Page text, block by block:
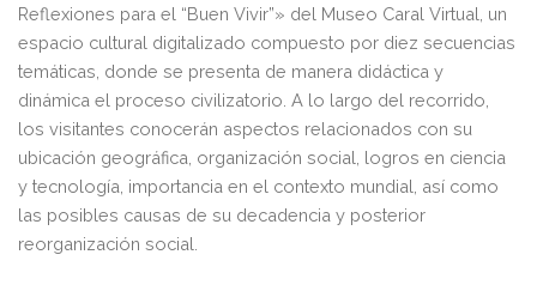
Reflexiones para el “Buen Vivir”» del Museo Caral Virtual, un
espacio cultural digitalizado compuesto por diez secuencias
temáticas, donde se presenta de manera didáctica y
dinámica el proceso civilizatorio. A lo largo del recorrido,
los visitantes conocerán aspectos relacionados con su
ubicación geográfica, organización social, logros en ciencia
y tecnología, importancia en el contexto mundial, así como
las posibles causas de su decadencia y posterior
reorganización social.